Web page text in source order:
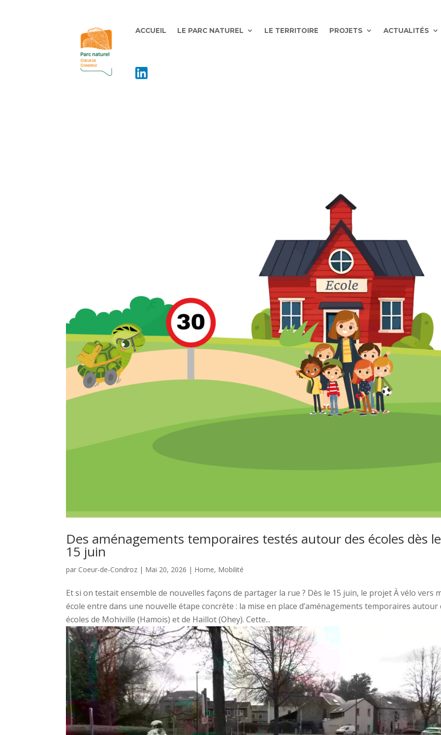
ACCUEIL LE PARC NATUREL LE TERRITOIRE PROJETS ACTUALITÉS
Des aménagements temporaires testés autour des écoles dès le
15 juin
par Coeur-de-Condroz | Mai 20, 2026 | Home, Mobilité
Et si on testait ensemble de nouvelles façons de partager la rue ? Dès le 15 juin, le projet À vélo vers
école entre dans une nouvelle étape concrète : la mise en place d’aménagements temporaires autour
écoles de Mohiville (Hamois) et de Haillot (Ohey). Cette...